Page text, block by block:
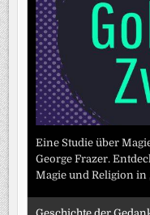
Eine Studie über
George Frazer.
Magie und Religion in